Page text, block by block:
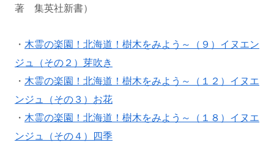
著 集英社新書）
・ 木霊の楽園！北海道！樹木をみよう～（９）イヌエン
ジュ（その２）芽吹き
・ 木霊の楽園！北海道！樹木をみよう～（１２）イヌエ
ンジュ（その３）お花
・ 木霊の楽園！北海道！樹木をみよう～（１８）イヌエ
ンジュ（その４）四季